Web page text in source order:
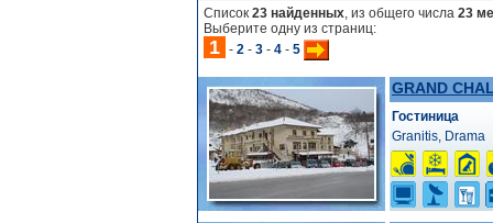
Список 23 найденных, из общего числа 23
Выберите одну из страниц:
1 - 2 - 3 - 4 - 5
GRAND
Гостиница
Granitis, Drama